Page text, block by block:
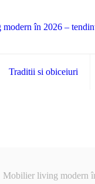
Traditii si obiceiuri
Mobilier living modern